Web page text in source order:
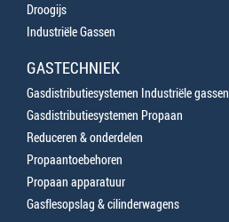
Droogijs
Industriële Gassen
GASTECHNIEK
Gasdistributiesystemen Industriële gassen
Gasdistributiesystemen Propaan
Reduceren & onderdelen
Propaantoebehoren
Propaan apparatuur
Gasflesopslag & cilinderwagens